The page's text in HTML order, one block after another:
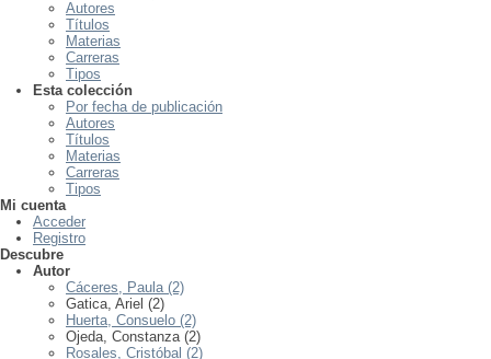
Autores
Títulos
Materias
Carreras
Tipos
Esta colección
Por fecha de publicación
Autores
Títulos
Materias
Carreras
Tipos
Mi cuenta
Acceder
Registro
Descubre
Autor
Cáceres, Paula (2)
Gatica, Ariel (2)
Huerta, Consuelo (2)
Ojeda, Constanza (2)
Rosales, Cristóbal (2)